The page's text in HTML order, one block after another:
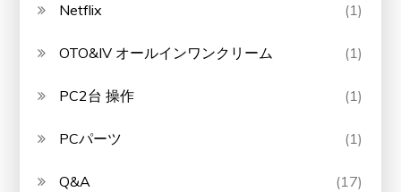
Netflix (1)
OTO&IV オールインワンクリーム (1)
PC2台 操作 (1)
PCパーツ (1)
Q&A (17)